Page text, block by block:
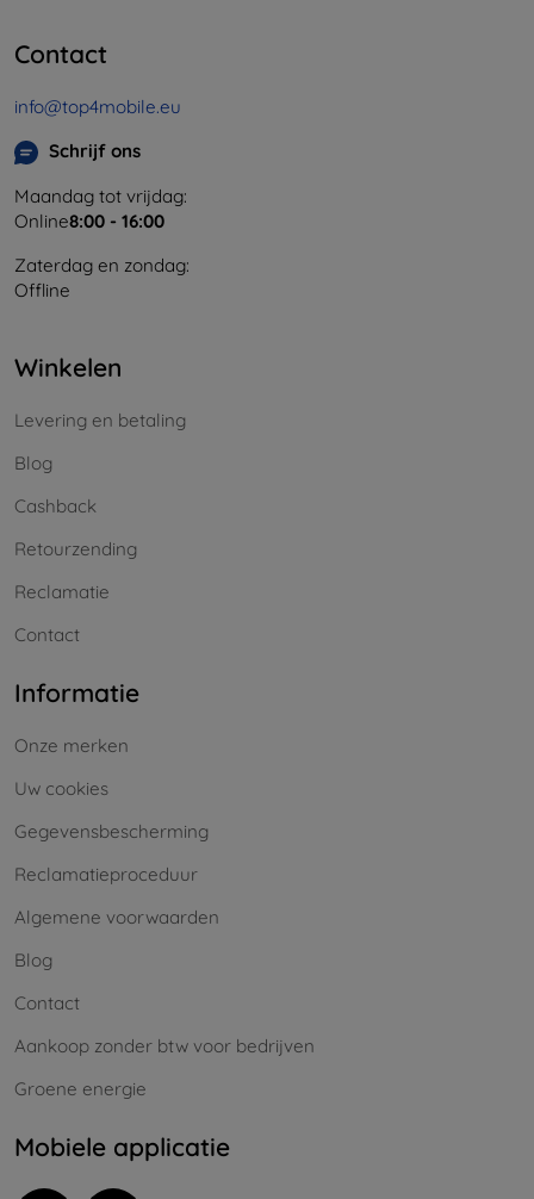
Contact
info@top4mobile.eu
Schrijf ons
Maandag tot vrijdag:
Online8:00 - 16:00
Zaterdag en zondag:
Offline
Winkelen
Levering en betaling
Blog
Cashback
Retourzending
Reclamatie
Contact
Informatie
Onze merken
Uw cookies
Gegevensbescherming
Reclamatieproceduur
Algemene voorwaarden
Blog
Contact
Aankoop zonder btw voor bedrijven
Groene energie
Mobiele applicatie